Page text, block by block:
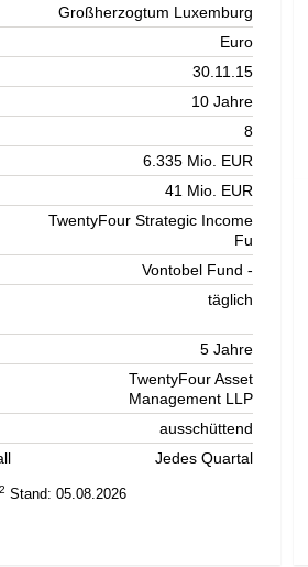
Großherzogtum Luxemburg
Euro
30.11.15
10 Jahre
8
6.335 Mio. EUR
41 Mio. EUR
TwentyFour Strategic Income
Fu
Vontobel Fund -
täglich
5 Jahre
TwentyFour Asset
Management LLP
ausschüttend
Jedes Quartal
2 Stand: 05.08.2026